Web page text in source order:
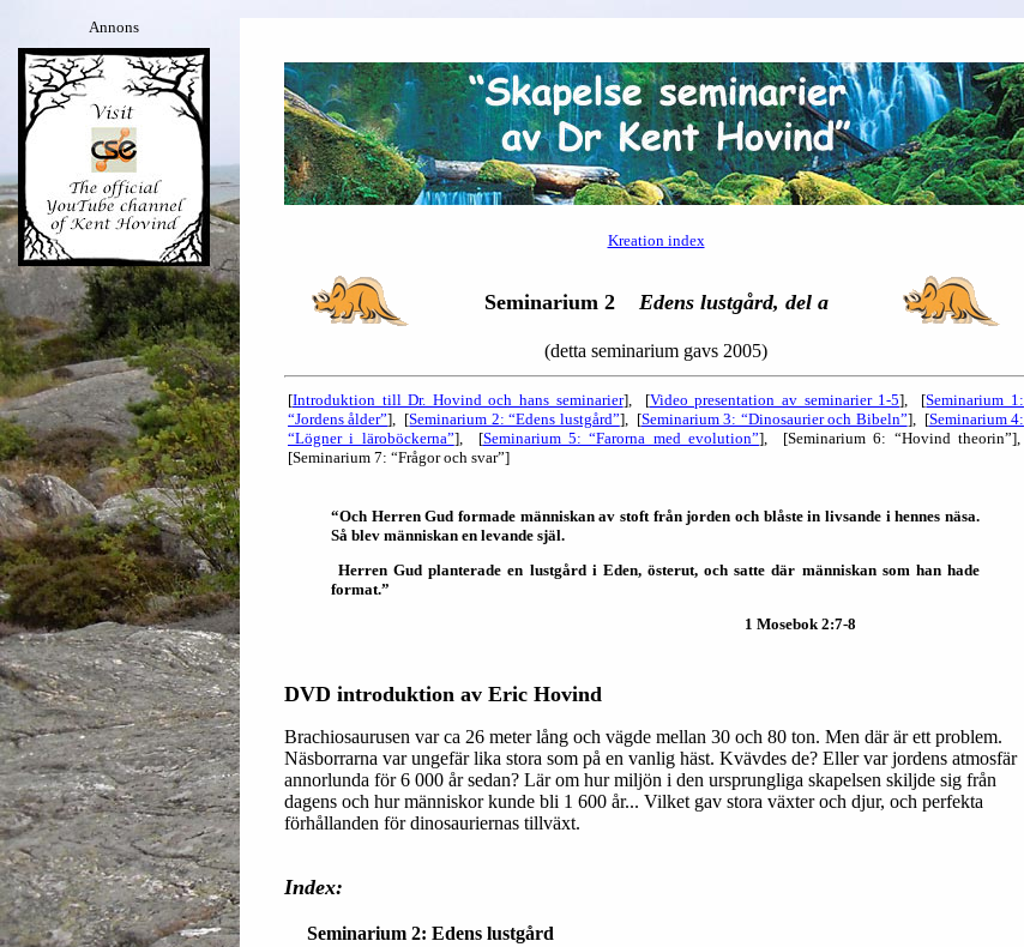
Annons
Kreation index
Seminarium 2 Edens lustgård, del a
(detta seminarium gavs 2005)
[Introduktion till Dr. Hovind och hans seminarier], [Video presentation av seminarier 1-5], [Seminarium 1:
“Jordens ålder”], [Seminarium 2: “Edens lustgård”], [Seminarium 3: “Dinosaurier och Bibeln”], [Seminarium 4:
“Lögner i läroböckerna”], [Seminarium 5: “Farorna med evolution”], [Seminarium 6: “Hovind theorin”],
[Seminarium 7: “Frågor och svar”]
“Och Herren Gud formade människan av stoft från jorden och blåste in livsande i hennes näsa.
Så blev människan en levande själ.
Herren Gud planterade en lustgård i Eden, österut, och satte där människan som han hade
format.”
1 Mosebok 2:7-8
DVD introduktion av Eric Hovind
Brachiosaurusen var ca 26 meter lång och vägde mellan 30 och 80 ton. Men där är ett problem.
Näsborrarna var ungefär lika stora som på en vanlig häst. Kvävdes de? Eller var jordens atmosfär
annorlunda för 6 000 år sedan? Lär om hur miljön i den ursprungliga skapelsen skiljde sig från
dagens och hur människor kunde bli 1 600 år... Vilket gav stora växter och djur, och perfekta
förhållanden för dinosauriernas tillväxt.
Index:
Seminarium 2: Edens lustgård